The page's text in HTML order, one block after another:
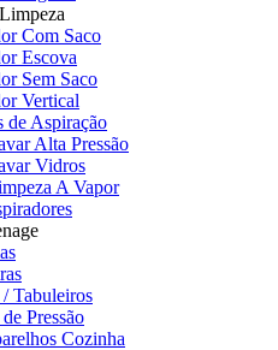
Com Saco
Escova
Sem Saco
Vertical
de Aspiração
Alta Pressão
Vidros
A Vapor
/ Tabuleiros
Pressão
Cozinha